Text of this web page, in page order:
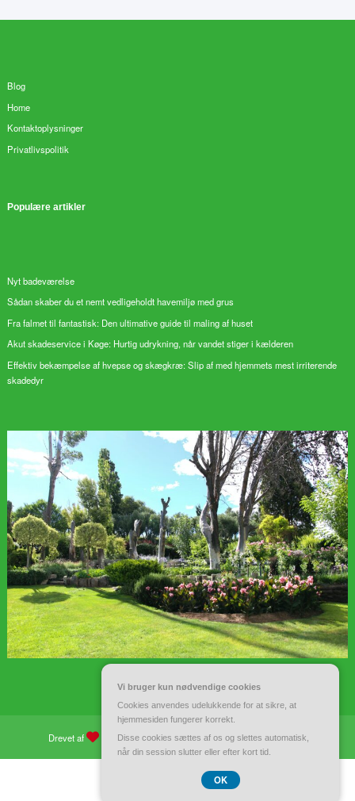
Blog
Home
Kontaktoplysninger
Privatlivspolitik
Populære artikler
Nyt badeværelse
Sådan skaber du et nemt vedligeholdt havemiljø med grus
Fra falmet til fantastisk: Den ultimative guide til maling af huset
Akut skadeservice i Køge: Hurtig udrykning, når vandet stiger i kælderen
Effektiv bekæmpelse af hvepse og skægkræ: Slip af med hjemmets mest irriterende
skadedyr
Drevet af WordPress| Tema: Spiko af Spicethemes
Vi bruger kun nødvendige cookies
Cookies anvendes udelukkende for at sikre, at
hjemmesiden fungerer korrekt.
Disse cookies sættes af os og slettes automatisk,
når din session slutter eller efter kort tid.
OK